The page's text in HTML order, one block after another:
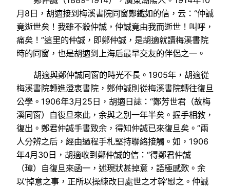
月8日，胡適接到梅溪書院同窗鄭鐵如的信，云：“仲誠
竟逝世矣！我雖不殺仲誠，仲誠竟由我而逝世！叫呼，
痛矣！”這里的仲誠，即鄭仲誠，是胡適就讀梅溪書院
時的同窗，也是胡適到上海后最早交友的伴侶之一。
胡適與鄭仲誠同窗的時光不長。1905年，胡適從
梅溪書院轉進澄衷書院，鄭仲誠則從梅溪書院轉往復旦
公學。1906年3月25日，胡適日誌：“鄭芳世君（故梅
溪同窗）自復旦來此，余與之別一年半矣。握手相敘，
復出。鄭君仲誠手書致余，得知仲誠已來復旦矣。”兩
人分辨之后，經由過程手札堅持聯絡接觸。如，1906
年4月30日，胡適收到鄭仲誠的信：“得鄭君仲誠
（璋）自復旦來函一，述現狀甚掉意，語極感歎。余
以‘掉意之事，正所以操練改日處世之才幹’慰之。仲誠